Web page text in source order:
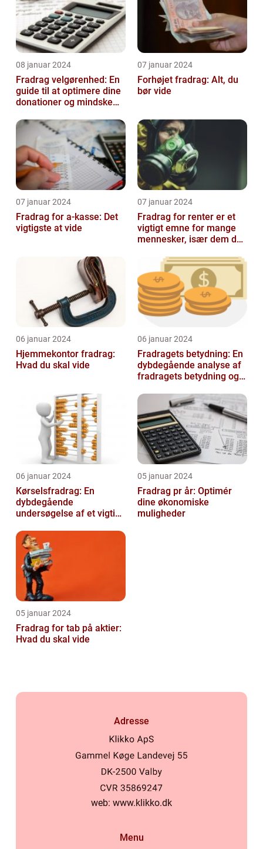
08 januar 2024
Fradrag velgørenhed: En
guide til at optimere dine
donationer og mindske
07 januar 2024
Forhøjet fradrag: Alt, du
bør vide
07 januar 2024
Fradrag for a-kasse: Det
vigtigste at vide
07 januar 2024
Fradrag for renter er et
vigtigt emne for mange
mennesker, især dem der
finansieri...
06 januar 2024
Hjemmekontor fradrag:
Hvad du skal vide
06 januar 2024
Fradragets betydning: En
dybdegående analyse af
fradragets betydning og
06 januar 2024
Kørselsfradrag: En
dybdegående
undersøgelse af et vigtigt
05 januar 2024
Fradrag pr år: Optimér
dine økonomiske
muligheder
05 januar 2024
Fradrag for tab på aktier:
Hvad du skal vide
Adresse
web: www.klikko.dk
Menu